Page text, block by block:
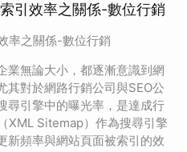
引效率之關係-數位行銷
率之關係-數位行銷
業無論大小，都逐漸意識到網
其對於網路行銷公司與SEO公
尋引擎中的曝光率，是達成行
XML Sitemap）作為搜尋引擎
新頻率與網站頁面被索引的效